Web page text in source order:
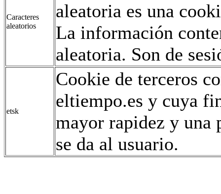
Caracteres
aleatorios
aleatoria es una
La información
aleatoria. Son de
etsk
Cookie de terceros
eltiempo.es y cuya
mayor rapidez y una
se da al usuario.